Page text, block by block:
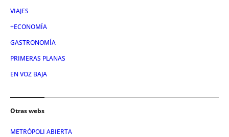
VIAJES
+ECONOMÍA
GASTRONOMÍA
PRIMERAS PLANAS
EN VOZ BAJA
Otras webs
METRÓPOLI ABIERTA